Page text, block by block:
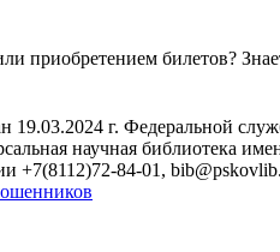
приобретением билетов?
г. Федеральной
научная библиотека
+7(8112)72-84-01,